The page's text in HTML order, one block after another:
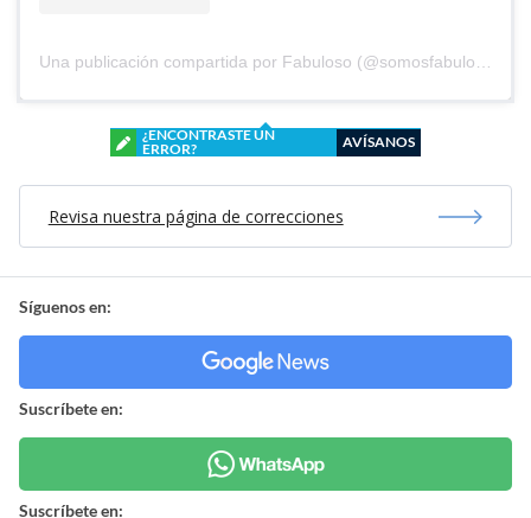
Una publicación compartida por Fabuloso (@somosfabuloso)
¿ENCONTRASTE UN
ERROR?
AVÍSANOS
Revisa nuestra página de correcciones
Síguenos en:
Suscríbete en:
Suscríbete en: